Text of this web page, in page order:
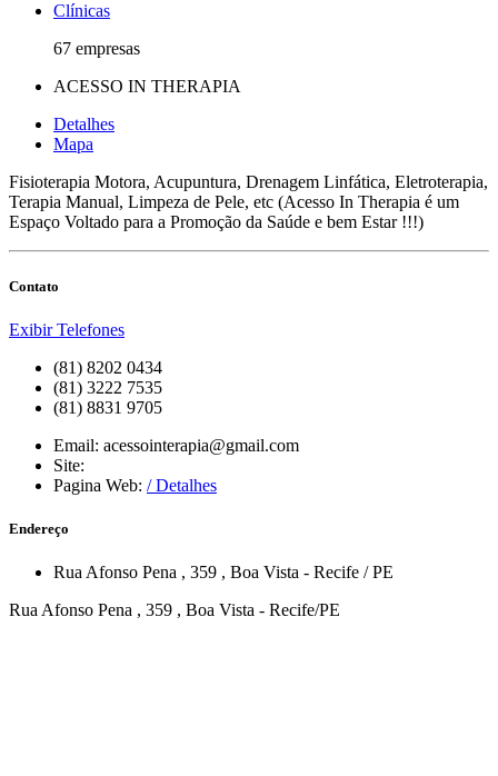
Clínicas
67 empresas
ACESSO IN THERAPIA
Detalhes
Mapa
Fisioterapia Motora, Acupuntura, Drenagem Linfática, Eletroterapia,
Terapia Manual, Limpeza de Pele, etc (Acesso In Therapia é um
Espaço Voltado para a Promoção da Saúde e bem Estar !!!)
Contato
Exibir Telefones
(81) 8202 0434
(81) 3222 7535
(81) 8831 9705
Email: acessointerapia@gmail.com
Site:
Pagina Web: / Detalhes
Endereço
Rua Afonso Pena , 359 , Boa Vista - Recife /PE
Rua Afonso Pena , 359 , Boa Vista - Recife/PE